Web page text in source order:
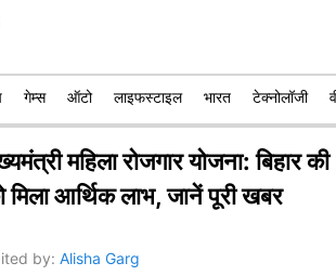
गेम्स ऑटो लाइफस्टाइल भारत टेक्नोलॉजी
महिला रोजगार योजना: बिहार
मिला आर्थिक लाभ, जानें पूरी खबर
by: Alisha Garg